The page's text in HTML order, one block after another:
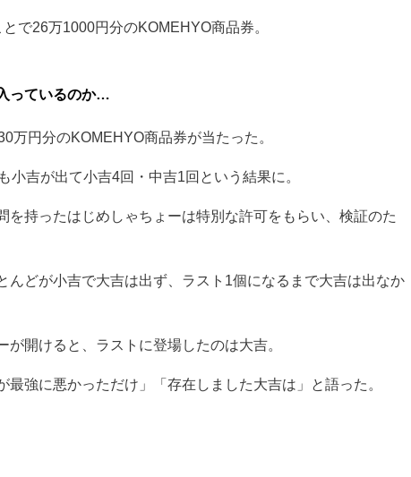
で26万1000円分のKOMEHYO商品券。
っているのか…
万円分のKOMEHYO商品券が当たった。
小吉が出て小吉4回・中吉1回という結果に。
を持ったはじめしゃちょーは特別な許可をもらい、検証のた
んどが小吉で大吉は出ず、ラスト1個になるまで大吉は出なか
が開けると、ラストに登場したのは大吉。
強に悪かっただけ」「存在しました大吉は」と語った。